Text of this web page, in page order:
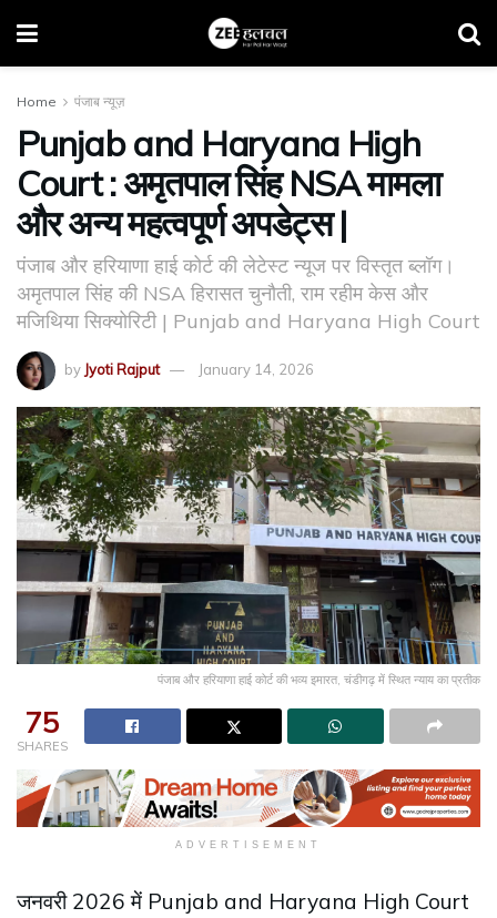
Home पंजाब न्यूज़
Punjab and Haryana High
Court : अमृतपाल सिंह NSA मामला
और अन्य महत्वपूर्ण अपडेट्स |
पंजाब और हरियाणा हाई कोर्ट की लेटेस्ट न्यूज पर विस्तृत ब्लॉग।
अमृतपाल सिंह की NSA हिरासत चुनौती, राम रहीम केस और
मजिथिया सिक्योरिटी | Punjab and Haryana High Court
by Jyoti Rajput January 14, 2026
पंजाब और हरियाणा हाई कोर्ट की भव्य इमारत, चंडीगढ़ में स्थित न्याय का प्रतीक
75
SHARES
ADVERTISEMENT
जनवरी 2026 में Punjab and Haryana High Court